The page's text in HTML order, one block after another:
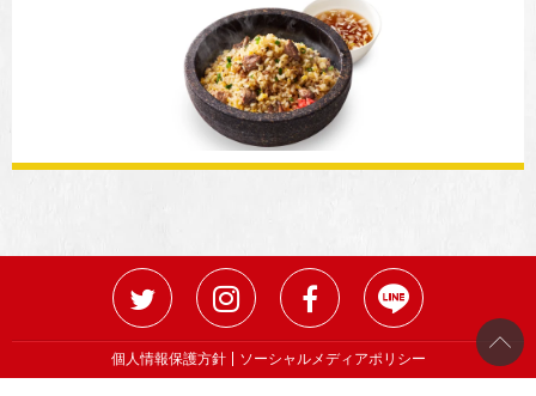
個人情報保護方針 ソーシャルメディアポリシー